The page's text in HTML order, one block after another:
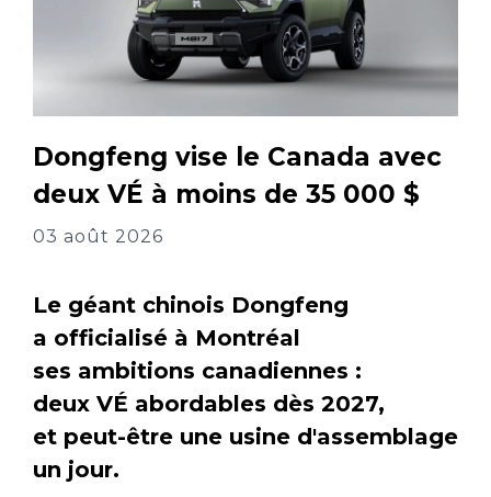
Dongfeng vise le Canada avec
deux VÉ à moins de 35 000 $
03 août 2026
Le géant chinois Dongfeng
a officialisé à Montréal
ses ambitions canadiennes :
deux VÉ abordables dès 2027,
et peut-être une usine d'assemblage
un jour.